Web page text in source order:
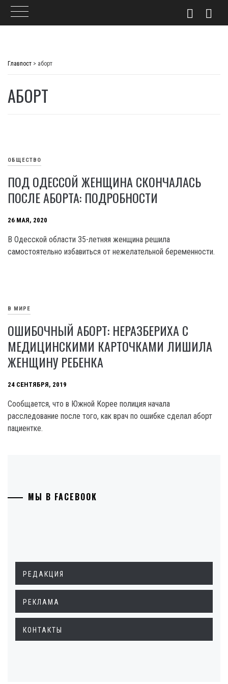
Главпост > аборт
АБОРТ
ОБЩЕСТВО
ПОД ОДЕССОЙ ЖЕНЩИНА СКОНЧАЛАСЬ
ПОСЛЕ АБОРТА: ПОДРОБНОСТИ
26 МАЯ, 2020
В Одесской области 35-летняя женщина решила
самостоятельно избавиться от нежелательной беременности.
В МИРЕ
ОШИБОЧНЫЙ АБОРТ: НЕРАЗБЕРИХА С
МЕДИЦИНСКИМИ КАРТОЧКАМИ ЛИШИЛА
ЖЕНЩИНУ РЕБЕНКА
24 СЕНТЯБРЯ, 2019
Сообщается, что в Южной Корее полиция начала
расследование после того, как врач по ошибке сделал аборт
пациентке.
МЫ В FACEBOOK
РЕДАКЦИЯ
РЕКЛАМА
КОНТАКТЫ